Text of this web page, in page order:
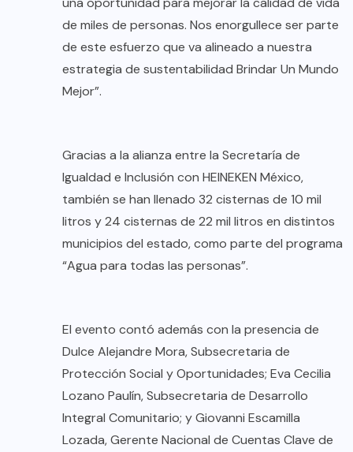
de miles de personas. Nos enorgullece ser parte
de este esfuerzo que va alineado a nuestra
estrategia de sustentabilidad Brindar Un Mundo
Mejor”.
Gracias a la alianza entre la Secretaría de
Igualdad e Inclusión con HEINEKEN México,
también se han llenado 32 cisternas de 10 mil
litros y 24 cisternas de 22 mil litros en distintos
municipios del estado, como parte del programa
“Agua para todas las personas”.
El evento contó además con la presencia de
Dulce Alejandre Mora, Subsecretaria de
Protección Social y Oportunidades; Eva Cecilia
Lozano Paulín, Subsecretaria de Desarrollo
Integral Comunitario; y Giovanni Escamilla
Lozada, Gerente Nacional de Cuentas Clave de